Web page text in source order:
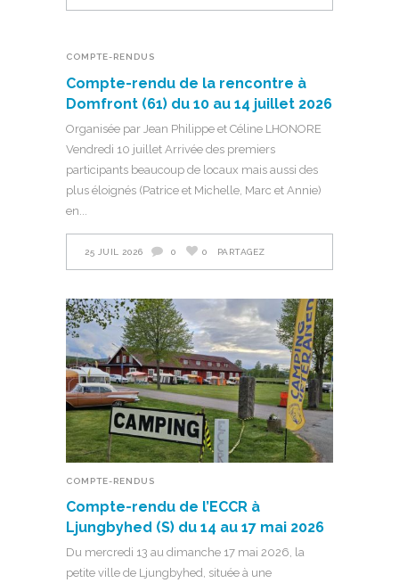
COMPTE-RENDUS
Compte-rendu de la rencontre à
Domfront (61) du 10 au 14 juillet 2026
Organisée par Jean Philippe et Céline LHONORE
Vendredi 10 juillet Arrivée des premiers
participants beaucoup de locaux mais aussi des
plus éloignés (Patrice et Michelle, Marc et Annie)
en
25 JUIL 2026 0 0 PARTAGEZ
COMPTE-RENDUS
Compte-rendu de l’ECCR à
Ljungbyhed (S) du 14 au 17 mai 2026
Du mercredi 13 au dimanche 17 mai 2026, la
petite ville de Ljungbyhed, située à une